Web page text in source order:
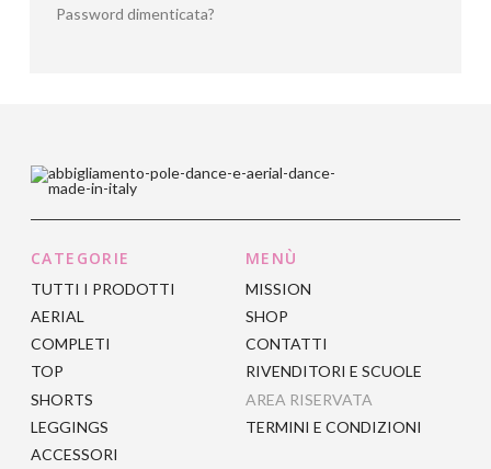
Password dimenticata?
CATEGORIE
TUTTI I PRODOTTI
AERIAL
COMPLETI
TOP
SHORTS
LEGGINGS
ACCESSORI
MENÙ
MISSION
SHOP
CONTATTI
RIVENDITORI E SCUOLE
AREA RISERVATA
TERMINI E CONDIZIONI